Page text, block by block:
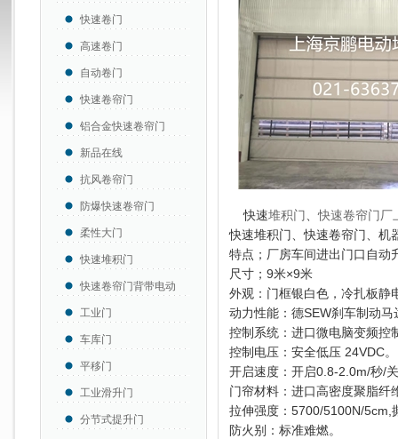
快速卷门
高速卷门
自动卷门
快速卷帘门
铝合金快速卷帘门
新品在线
抗风卷帘门
防爆快速卷帘门
柔性大门
快速堆积门
快速卷帘门背带电动
工业门
车库门
平移门
工业滑升门
分节式提升门
快速堆积门 、快速卷帘门厂
快速堆积门、快速卷帘门、机
特点；厂房车间进出门口自动
尺寸；9米×9米
外观： 门框银白色， 冷扎板静
动力性能：德SEW刹车制动马
控制系统：进口微电脑变频控
控制电压：安全低压 24VDC。
开启速度：开启0.8-2.0m/秒/
门帘材料：进口高密度聚脂纤
拉伸强度：5700/5100N/5cm,
防火别： 标准难燃。